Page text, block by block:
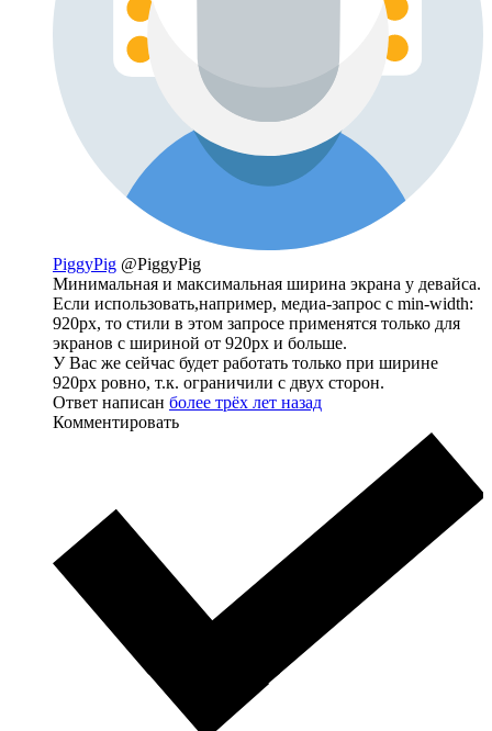
PiggyPig @PiggyPig
Минимальная и максимальная ширина экрана у девайса.
Если использовать,например, медиа-запрос с min-width:
920px, то стили в этом запросе применятся только для
экранов с шириной от 920px и больше.
У Вас же сейчас будет работать только при ширине
920px ровно, т.к. ограничили с двух сторон.
Ответ написан более трёх лет назад
Комментировать